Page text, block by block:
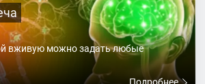
вживую можно задать любые